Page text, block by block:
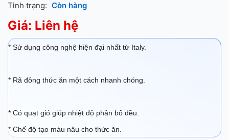
Tình trạng: Còn hàng
Giá: Liên hệ
* Sử dụng công nghệ hiện đại nhất từ Italy.
* Rã đông thức ăn một cách nhanh chóng.
* Có quạt gió giúp nhiệt độ phân bổ đều.
* Chế độ tạo màu nâu cho thức ăn.